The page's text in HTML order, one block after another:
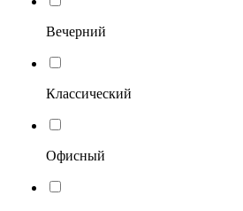
Вечерний
Классический
Офисный